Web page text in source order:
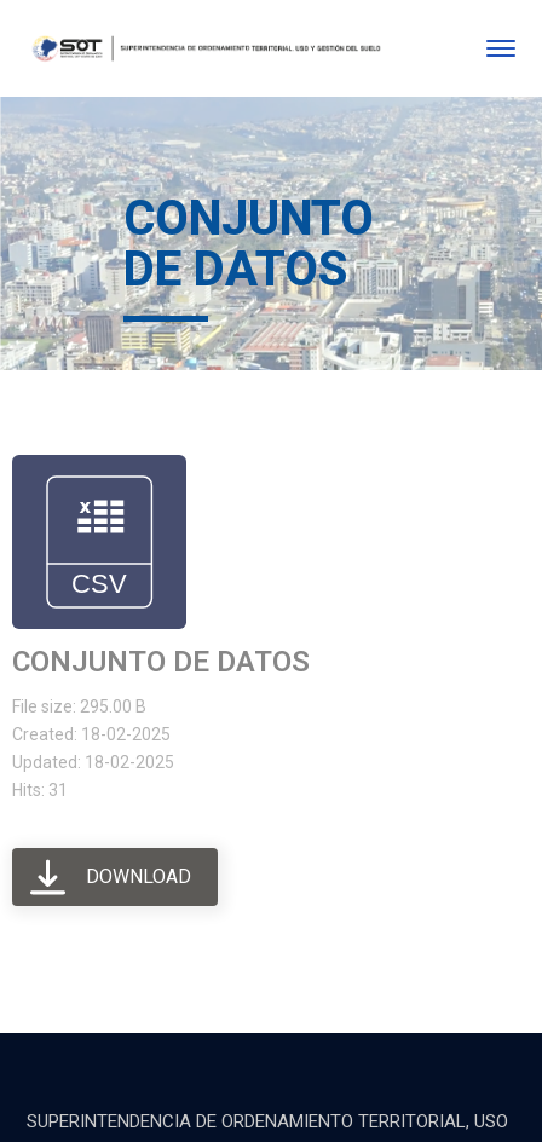
CONJUNTO
DE DATOS
CONJUNTO DE DATOS
File size: 295.00 B
Created: 18-02-2025
Updated: 18-02-2025
Hits: 31
DOWNLOAD
SUPERINTENDENCIA DE ORDENAMIENTO TERRITORIAL, USO